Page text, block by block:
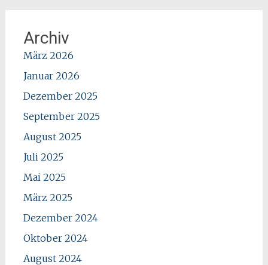
Archiv
März 2026
Januar 2026
Dezember 2025
September 2025
August 2025
Juli 2025
Mai 2025
März 2025
Dezember 2024
Oktober 2024
August 2024